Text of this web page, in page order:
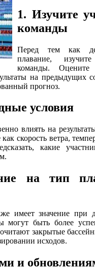
1. Изучите
команды
Перед тем как
плавание,
команды.
на предыдущих
прогноз.
условия
влиять на
скорость ветра,
какие
на тип
имеет значение при
могут быть более
закрытые
исходов.
и